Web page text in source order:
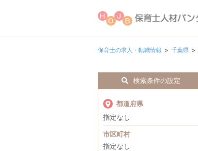
保育士の求人・転職情報 千葉県
検索条件の設定
都道府県
指定なし
市区町村
指定なし